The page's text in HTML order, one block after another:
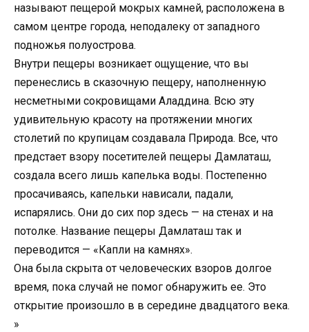
называют пещерой мокрых камней, расположена в
самом центре города, неподалеку от западного
подножья полуострова.
Внутри пещеры возникает ощущение, что вы
перенеслись в сказочную пещеру, наполненную
несметными сокровищами Аладдина. Всю эту
удивительную красоту на протяжении многих
столетий по крупицам создавала Природа. Все, что
предстает взору посетителей пещеры Дамлаташ,
создала всего лишь капелька воды. Постепенно
просачиваясь, капельки нависали, падали,
испарялись. Они до сих пор здесь — на стенах и на
потолке. Название пещеры Дамлаташ так и
переводится — «Капли на камнях».
Она была скрыта от человеческих взоров долгое
время, пока случай не помог обнаружить ее. Это
открытие произошло в в середине двадцатого века.
»